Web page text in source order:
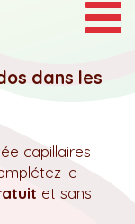
dans les
capillaires
le
et sans